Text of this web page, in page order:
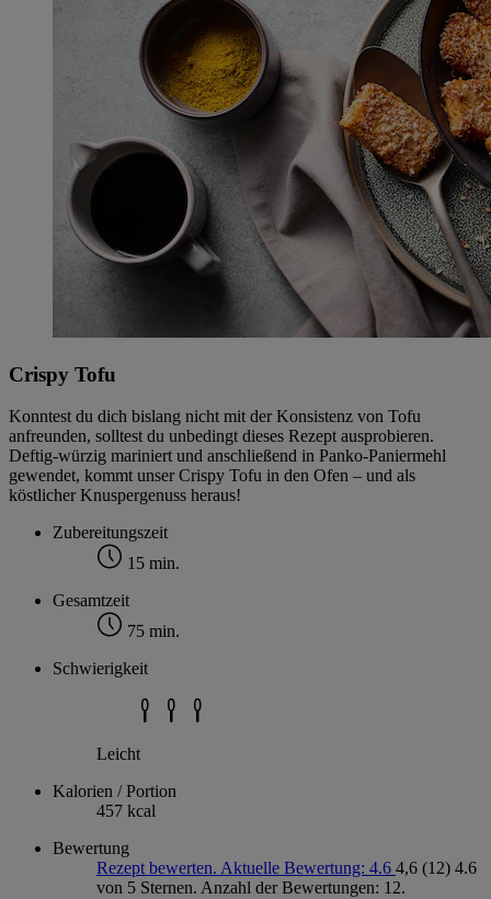
Crispy Tofu
Konntest du dich bislang nicht mit der Konsistenz von Tofu
anfreunden, solltest du unbedingt dieses Rezept ausprobieren.
Deftig-würzig mariniert und anschließend in Panko-Paniermehl
gewendet, kommt unser Crispy Tofu in den Ofen – und als
köstlicher Knuspergenuss heraus!
Zubereitungszeit
15 min.
Gesamtzeit
75 min.
Schwierigkeit
Leicht
Kalorien / Portion
457 kcal
Bewertung
Rezept bewerten. Aktuelle Bewertung: 4.6 4,6 (12) 4.6
von 5 Sternen. Anzahl der Bewertungen: 12.